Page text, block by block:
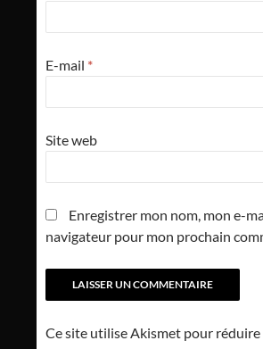
E-mail *
Site web
Enregistrer mon nom, mon e-
navigateur pour mon prochain
Ce site utilise Akismet pour réduire